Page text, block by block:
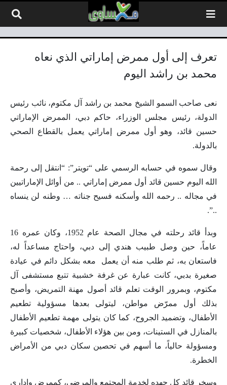
تعرف إلى أول ممرض إماراتي الذي نعاه
محمد بن راشد اليوم
نعى صاحب السمو الشيخ محمد بن راشد آل مكتوم، نائب رئيس
الدولة، رئيس مجلس الوزراء، حاكم دبي، الممرض الإماراتي
حسين قائد، وهو أول ممرض إماراتي يعمل بالقطاع الصحي
بالدولة.
وقال سموه في حسابه الرسمي على “تويتر”: “انتقل إلى رحمة
الله اليوم حسين قائد أول ممرض إماراتي .. من أوائل الإماراتيين
في مجاله .. رحمه الله وأسكنه فسيح جناته … وطنه لن ينساه
..”.
وبدأ قائد رحلته في مجال الصحة عام 1952، وكان عمره 16
عاماً، حين وصل طبيب هندي إلى دبي، واحتاج مساعداً له،
فاستعان به، ثم طلب منه أن يعمل معه بشكل دائم في عيادة
صغيرة بدبي، كانت عبارة عن غرفة خشبية تتبع مستشفى آل
مكتوم، وبمرور الوقت تعلم قائد أصول مهنة التمريض، وأصبح
بذلك أول ممرّض مواطن، ليتولى بعدها مسؤولية تطعيم
الأطفال، وتضميد الجروح، كما كان يتولى مهمة تطعيم الأطفال
بالمنازل في الستينات، ومن بين هؤلاء الأطفال، شخصيات كبيرة
ومسؤولة حالياً، ما أسهم في تحصين سكان دبي من الأمراض
الخطرة.
وسخر قائد كل جهده لخدمة المجتمع والمرضى، كممرض وإداري